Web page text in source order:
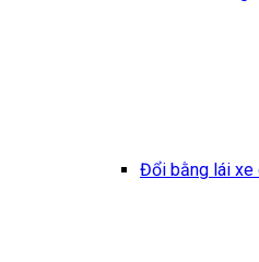
Đổi bằng lái xe